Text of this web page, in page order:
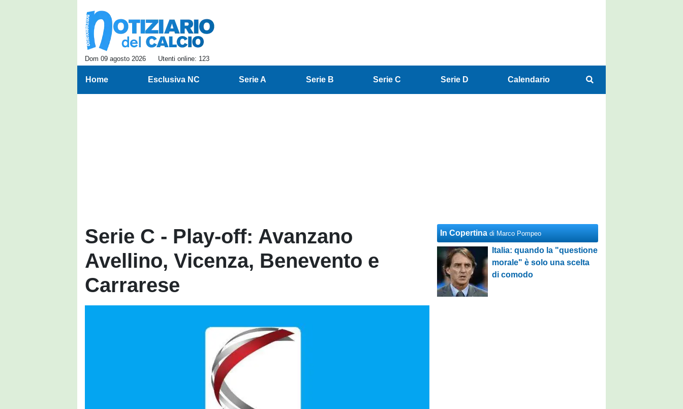
Dom 09 agosto 2026 Utenti online: 123
Home Esclusiva NC Serie A Serie B Serie C Serie D Calendario
Serie C - Play-off: Avanzano
Avellino, Vicenza, Benevento e
Carrarese
In Copertina di Marco Pompeo
Italia: quando la "questione
morale" è solo una scelta
di comodo